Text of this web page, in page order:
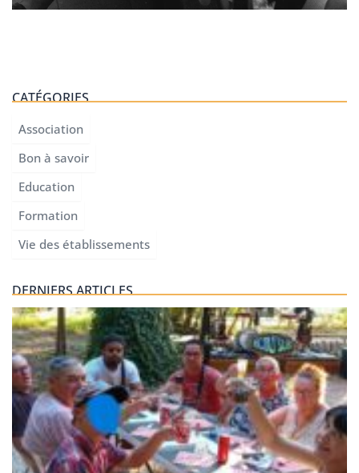
CATÉGORIES
Association
Bon à savoir
Education
Formation
Vie des établissements
DERNIERS ARTICLES